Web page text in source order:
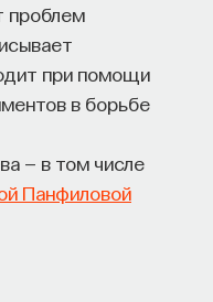
проблем
при помощи
в борьбе
— в том числе
Панфиловой